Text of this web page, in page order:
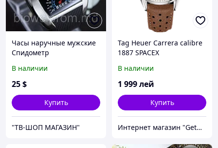
Часы наручные мужские
Спидометр
В наличии
25$
Купить
"ТВ-ШОП МАГАЗИН"
Tag Heuer Carrera calibre
1887 SPACEX
В наличии
1 999лей
Купить
Интернет магазин "GetGift"